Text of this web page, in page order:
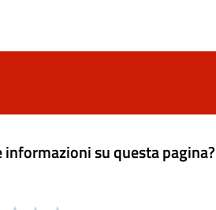
informazioni su questa pagina?